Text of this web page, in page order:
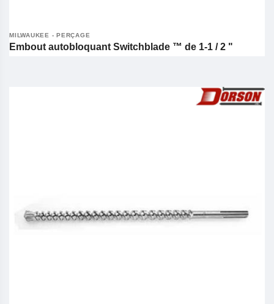
MILWAUKEE - PERÇAGE
Embout autobloquant Switchblade ™ de 1-1 / 2 "